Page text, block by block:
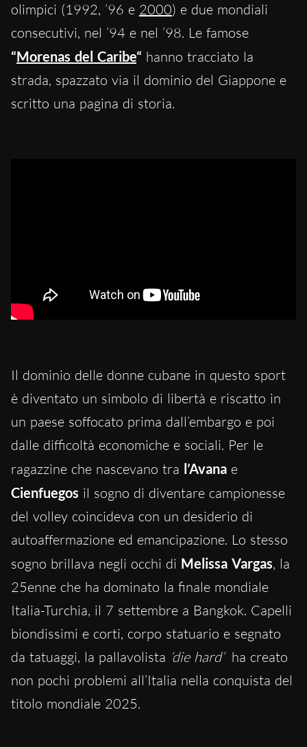
olimpici (1992, ’96 e 2000) e due mondiali
consecutivi, nel ’94 e nel ’98. Le famose
“Morenas del Caribe“ hanno tracciato la
strada, spazzato via il dominio del Giappone e
scritto una pagina di storia.
Il dominio delle donne cubane in questo sport
è diventato un simbolo di libertà e riscatto in
un paese soffocato prima dall’embargo e poi
dalle difficoltà economiche e sociali. Per le
ragazzine che nascevano tra l’Avana e
Cienfuegos il sogno di diventare campionesse
del volley coincideva con un desiderio di
autoaffermazione ed emancipazione. Lo stesso
sogno brillava negli occhi di Melissa Vargas, la
25enne che ha dominato la finale mondiale
Italia-Turchia, il 7 settembre a Bangkok. Capelli
biondissimi e corti, corpo statuario e segnato
da tatuaggi, la pallavolista ‘die hard’ ha creato
non pochi problemi all’Italia nella conquista del
titolo mondiale 2025.